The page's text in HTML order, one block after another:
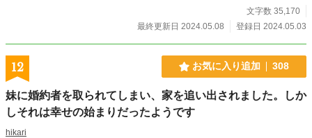
文字数 35,170
最終更新日 2024.05.08
登録日 2024.05.03
12 お気に入り追加 308
妹に婚約者を取られてしまい、家を追い出されました。しか
しそれは幸せの始まりだったようです
hikari